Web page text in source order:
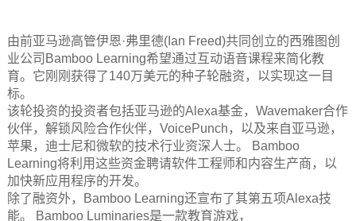
由前亚马逊高管伊恩·弗里德(Ian Freed)共同创立的西雅图创
业公司Bamboo Learning希望通过互动语音课程来简化教
育。它刚刚获得了140万美元的种子轮融资，以实现这一目
标。
该轮投资的投资者包括亚马逊的Alexa基金，Wavemaker合作
伙伴，解锁风险合作伙伴，VoicePunch，以及来自亚马逊，
苹果，迪士尼和微软的技术行业资深人士。 Bamboo
Learning将利用这些资金聘请软件工程师和内容生产商，以
加快新应用程序的开发。
除了融资外，Bamboo Learning还宣布了其第五项Alexa技
能。 Bamboo Luminaries是一款教育游戏，